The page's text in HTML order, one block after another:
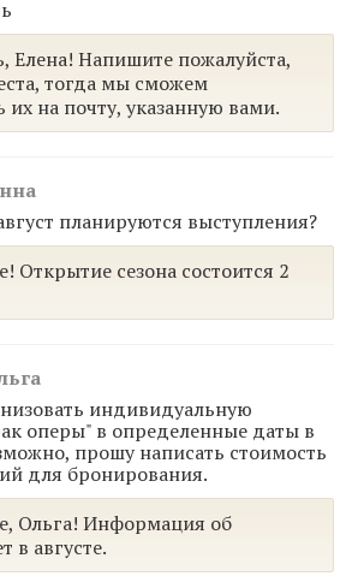
Елена! Напишите пожалуйста,
тогда мы сможем
их на почту, указанную вами.
планируются выступления?
Открытие сезона состоится 2
индивидуальную
оперы" в определенные даты в
прошу написать стоимость
для бронирования.
Ольга! Информация об
в августе.